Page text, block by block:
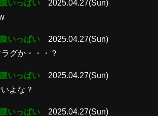
いっぱい
2025.04.27(Sun)
いっぱい
2025.04.27(Sun)
グか・・・？
いっぱい
2025.04.27(Sun)
よな？
いっぱい
2025.04.27(Sun)